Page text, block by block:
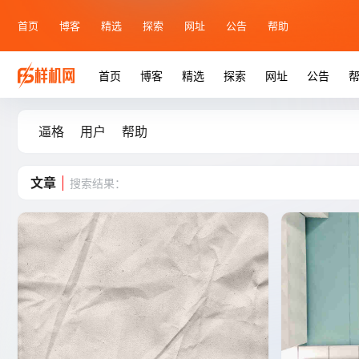
首页 博客 精选 探索 网址 公告 帮助
首页 博客 精选 探索 网址 公告
逼格 用户 帮助
文章 搜索结果：